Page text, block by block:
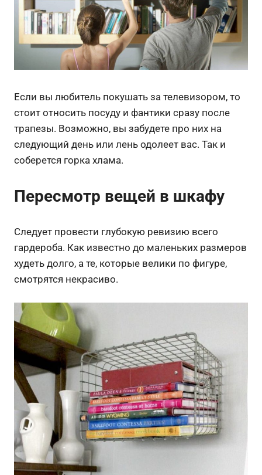
Если вы любитель покушать за телевизором, то
стоит относить посуду и фантики сразу после
трапезы. Возможно, вы забудете про них на
следующий день или лень одолеет вас. Так и
соберется горка хлама.
Пересмотр вещей в шкафу
Следует провести глубокую ревизию всего
гардероба. Как известно до маленьких размеров
худеть долго, а те, которые велики по фигуре,
смотрятся некрасиво.